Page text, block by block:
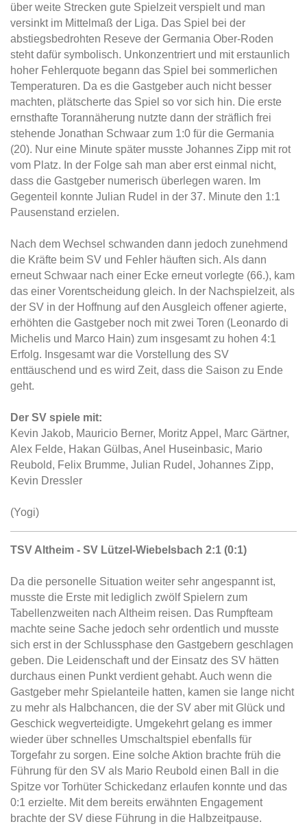
über weite Strecken gute Spielzeit verspielt und man
versinkt im Mittelmaß der Liga. Das Spiel bei der
abstiegsbedrohten Reseve der Germania Ober-Roden
steht dafür symbolisch. Unkonzentriert und mit erstaunlich
hoher Fehlerquote begann das Spiel bei sommerlichen
Temperaturen. Da es die Gastgeber auch nicht besser
machten, plätscherte das Spiel so vor sich hin. Die erste
ernsthafte Torannäherung nutzte dann der sträflich frei
stehende Jonathan Schwaar zum 1:0 für die Germania
(20). Nur eine Minute später musste Johannes Zipp mit rot
vom Platz. In der Folge sah man aber erst einmal nicht,
dass die Gastgeber numerisch überlegen waren. Im
Gegenteil konnte Julian Rudel in der 37. Minute den 1:1
Pausenstand erzielen.
Nach dem Wechsel schwanden dann jedoch zunehmend
die Kräfte beim SV und Fehler häuften sich. Als dann
erneut Schwaar nach einer Ecke erneut vorlegte (66.), kam
das einer Vorentscheidung gleich. In der Nachspielzeit, als
der SV in der Hoffnung auf den Ausgleich offener agierte,
erhöhten die Gastgeber noch mit zwei Toren (Leonardo di
Michelis und Marco Hain) zum insgesamt zu hohen 4:1
Erfolg. Insgesamt war die Vorstellung des SV
enttäuschend und es wird Zeit, dass die Saison zu Ende
geht.
Der SV spiele mit:
Kevin Jakob, Mauricio Berner, Moritz Appel, Marc Gärtner,
Alex Felde, Hakan Gülbas, Anel Huseinbasic, Mario
Reubold, Felix Brumme, Julian Rudel, Johannes Zipp,
Kevin Dressler
(Yogi)
TSV Altheim - SV Lützel-Wiebelsbach 2:1 (0:1)
Da die personelle Situation weiter sehr angespannt ist,
musste die Erste mit lediglich zwölf Spielern zum
Tabellenzweiten nach Altheim reisen. Das Rumpfteam
machte seine Sache jedoch sehr ordentlich und musste
sich erst in der Schlussphase den Gastgebern geschlagen
geben. Die Leidenschaft und der Einsatz des SV hätten
durchaus einen Punkt verdient gehabt. Auch wenn die
Gastgeber mehr Spielanteile hatten, kamen sie lange nicht
zu mehr als Halbchancen, die der SV aber mit Glück und
Geschick wegverteidigte. Umgekehrt gelang es immer
wieder über schnelles Umschaltspiel ebenfalls für
Torgefahr zu sorgen. Eine solche Aktion brachte früh die
Führung für den SV als Mario Reubold einen Ball in die
Spitze vor Torhüter Schickedanz erlaufen konnte und das
0:1 erzielte. Mit dem bereits erwähnten Engagement
brachte der SV diese Führung in die Halbzeitpause.